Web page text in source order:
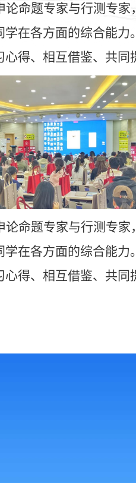
论命题专家与行测专家
在各方面的综合能
得、相互借鉴、共同
论命题专家与行测专家
在各方面的综合能
得、相互借鉴、共同